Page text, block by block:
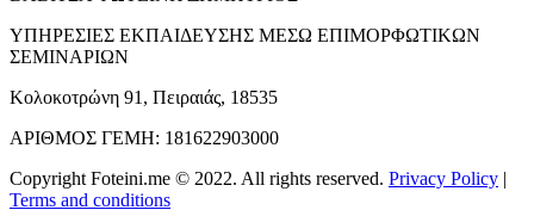
ΥΠΗΡΕΣΙΕΣ ΕΚΠΑΙΔΕΥΣΗΣ ΜΕΣΩ ΕΠΙΜΟΡΦΩΤΙΚΩΝ
ΣΕΜΙΝΑΡΙΩΝ
Κολοκοτρώνη 91, Πειραιάς, 18535
ΑΡΙΘΜΟΣ ΓΕΜΗ: 181622903000
Copyright Foteini.me © 2022. All rights reserved. Privacy Policy |
Terms and conditions